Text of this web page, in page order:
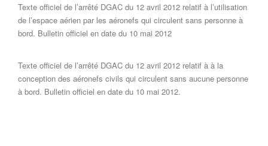
Texte officiel de l’arrêté DGAC du 12 avril 2012 relatif à l’utilisation
de l’espace aérien par les aéronefs qui circulent sans personne à
bord. Bulletin officiel en date du 10 mai 2012
Texte officiel de l’arrêté DGAC du 12 avril 2012 relatif à à la
conception des aéronefs civils qui circulent sans aucune personne
à bord. Bulletin officiel en date du 10 mai 2012.